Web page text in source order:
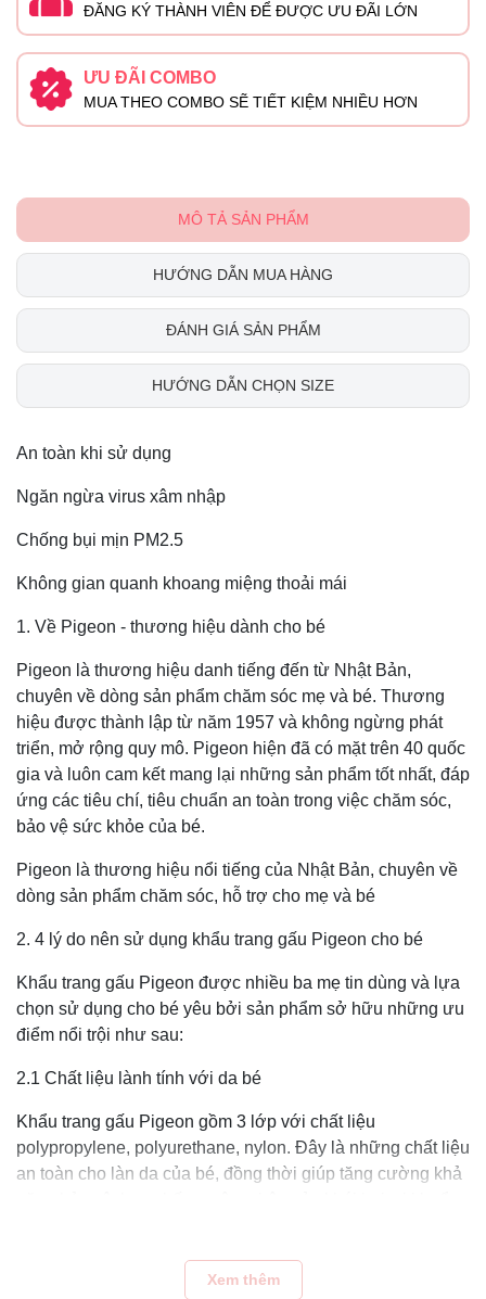
ĐĂNG KÝ THÀNH VIÊN ĐỂ ĐƯỢC ƯU ĐÃI LỚN
ƯU ĐÃI COMBO
MUA THEO COMBO SẼ TIẾT KIỆM NHIỀU HƠN
MÔ TẢ SẢN PHẨM
HƯỚNG DẪN MUA HÀNG
ĐÁNH GIÁ SẢN PHẨM
HƯỚNG DẪN CHỌN SIZE
An toàn khi sử dụng
Ngăn ngừa virus xâm nhập
Chống bụi mịn PM2.5
Không gian quanh khoang miệng thoải mái
1. Về Pigeon - thương hiệu dành cho bé
Pigeon là thương hiệu danh tiếng đến từ Nhật Bản,
chuyên về dòng sản phẩm chăm sóc mẹ và bé. Thương
hiệu được thành lập từ năm 1957 và không ngừng phát
triển, mở rộng quy mô. Pigeon hiện đã có mặt trên 40 quốc
gia và luôn cam kết mang lại những sản phẩm tốt nhất, đáp
ứng các tiêu chí, tiêu chuẩn an toàn trong việc chăm sóc,
bảo vệ sức khỏe của bé.
Pigeon là thương hiệu nổi tiếng của Nhật Bản, chuyên về
dòng sản phẩm chăm sóc, hỗ trợ cho mẹ và bé
2. 4 lý do nên sử dụng khẩu trang gấu Pigeon cho bé
Khẩu trang gấu Pigeon được nhiều ba mẹ tin dùng và lựa
chọn sử dụng cho bé yêu bởi sản phẩm sở hữu những ưu
điểm nổi trội như sau:
2.1 Chất liệu lành tính với da bé
Khẩu trang gấu Pigeon gồm 3 lớp với chất liệu
polypropylene, polyurethane, nylon. Đây là những chất liệu
an toàn cho làn da của bé, đồng thời giúp tăng cường khả
Sản phẩm còn được làm từ chất liệu vải không dệt mềm
mại và đã được khử trùng nghiêm ngặt. Chất liệu thân
Xem thêm